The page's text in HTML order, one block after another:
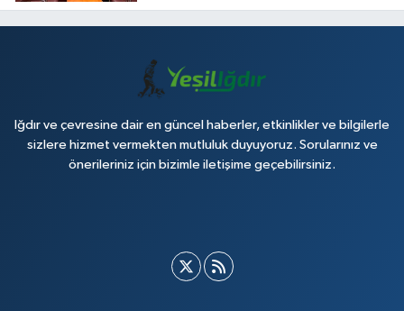
Iğdır ve çevresine dair en güncel haberler, etkinlikler ve bilgilerle
sizlere hizmet vermekten mutluluk duyuyoruz. Sorularınız ve
önerileriniz için bizimle iletişime geçebilirsiniz.